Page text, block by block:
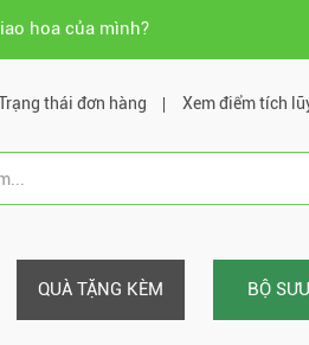
hoa của mình?
thái đơn hàng Xem điểm tích
QUÀ TẶNG KÈM BỘ